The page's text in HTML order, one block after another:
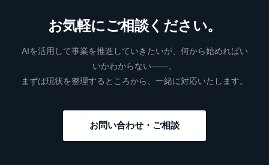
お気軽にご相談ください。
AIを活用して事業を推進していきたいが、何から始めればい
いかわからない——。
まずは現状を整理するところから、一緒に対応いたします。
お問い合わせ・ご相談